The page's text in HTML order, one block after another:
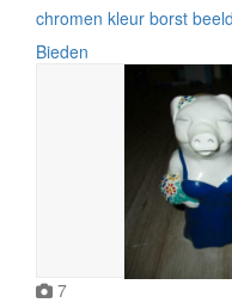
chromen kleur borst
Bieden
7